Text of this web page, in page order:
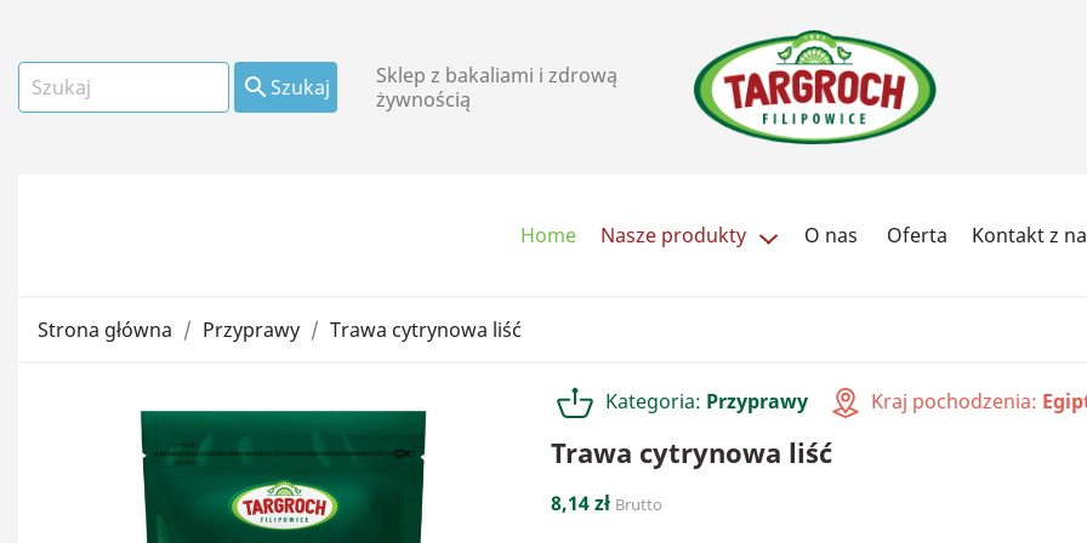
Szukaj
Sklep z bakaliami i zdrową
żywnością
Home Nasze produkty
kandyzowane
Cukry i słodziki
O nas Oferta Kontakt z
Strona główna Przyprawy Trawa cytrynowa liść
Kategoria: Przyprawy Kraj pochodzenia:
Trawa cytrynowa liść
8,14 zł Brutto